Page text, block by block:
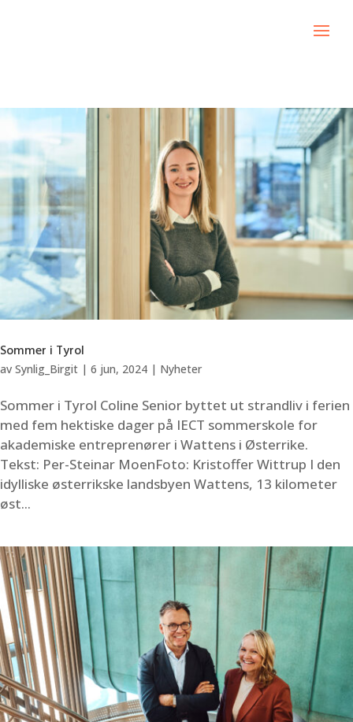
Sommer i Tyrol
av Synlig_Birgit | 6 jun, 2024 | Nyheter
Sommer i Tyrol Coline Senior byttet ut strandliv i ferien
med fem hektiske dager på IECT sommerskole for
akademiske entreprenører i Wattens i Østerrike.
Tekst: Per-Steinar MoenFoto: Kristoffer Wittrup I den
idylliske østerrikske landsbyen Wattens, 13 kilometer
øst...